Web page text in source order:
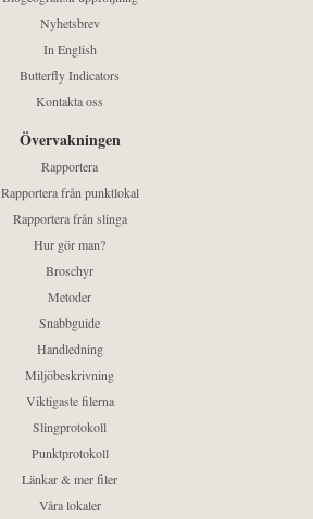
Nyhetsbrev
In English
Butterfly Indicators
Kontakta oss
Övervakningen
Rapportera
Rapportera från punktlokal
Rapportera från slinga
Hur gör man?
Broschyr
Metoder
Snabbguide
Handledning
Miljöbeskrivning
Viktigaste filerna
Slingprotokoll
Punktprotokoll
Länkar & mer filer
Våra lokaler